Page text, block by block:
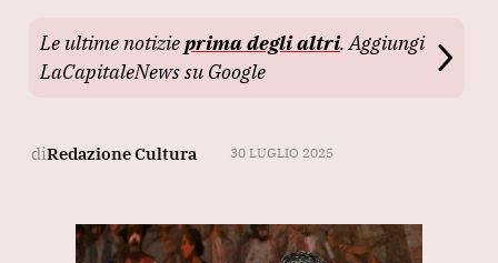
Le ultime notizieprima degli altri. Aggiungi
LaCapitaleNews su Google
diRedazione Cultura 30 LUGLIO 2025